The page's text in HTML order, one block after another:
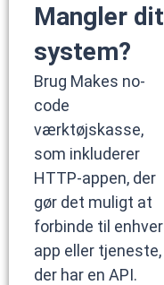
Mangler dit
system?
Brug Makes no-
code
værktøjskasse,
som inkluderer
HTTP-appen, der
gør det muligt at
forbinde til enhver
app eller tjeneste,
der har en API.